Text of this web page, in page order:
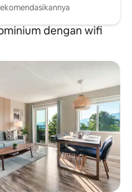
dengan wifi